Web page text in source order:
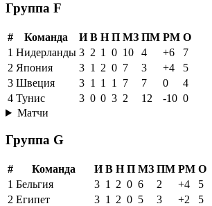
Группа F
# Команда И В Н П МЗ ПМ РМ О
1 Нидерланды 3 2 1 0 10 4 +6
7
2 Япония 3 1 2 0 7 3 +4
5
3 Швеция 3 1 1 1 7 7 0
4
4 Тунис 3 0 0 3 2 12 -10 0
Матчи
Группа G
# Команда И В Н П МЗ ПМ РМ О
1 Бельгия 3 1 2 0 6 2 +4
5
2 Египет 3 1 2 0 5 3 +2
5